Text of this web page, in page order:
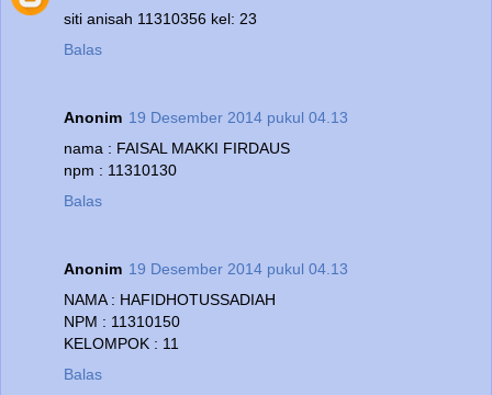
siti anisah 11310356 kel: 23
Balas
Anonim 19 Desember 2014 pukul 04.13
nama : FAISAL MAKKI FIRDAUS
npm : 11310130
Balas
Anonim 19 Desember 2014 pukul 04.13
NAMA : HAFIDHOTUSSADIAH
NPM : 11310150
KELOMPOK : 11
Balas